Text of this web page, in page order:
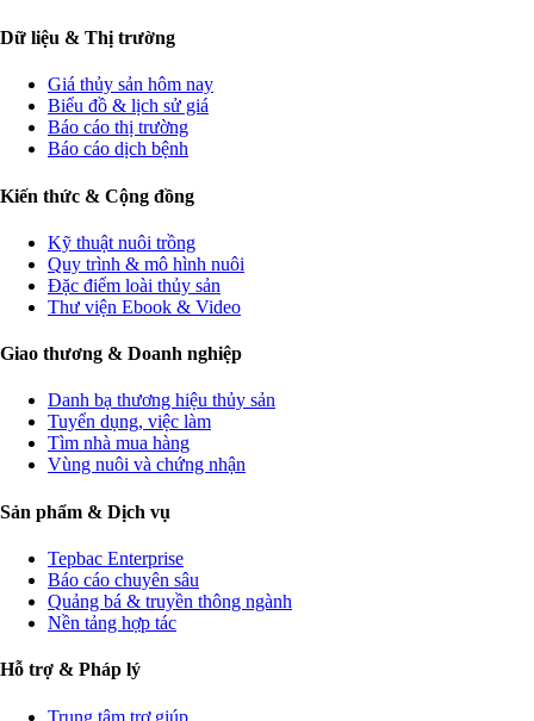
Dữ liệu & Thị trường
Giá thủy sản hôm nay
Biểu đồ & lịch sử giá
Báo cáo thị trường
Báo cáo dịch bệnh
Kiến thức & Cộng đồng
Kỹ thuật nuôi trồng
Quy trình & mô hình nuôi
Đặc điểm loài thủy sản
Thư viện Ebook & Video
Giao thương & Doanh nghiệp
Danh bạ thương hiệu thủy sản
Tuyển dụng, việc làm
Tìm nhà mua hàng
Vùng nuôi và chứng nhận
Sản phẩm & Dịch vụ
Tepbac Enterprise
Báo cáo chuyên sâu
Quảng bá & truyền thông ngành
Nền tảng hợp tác
Hỗ trợ & Pháp lý
Trung tâm trợ giúp